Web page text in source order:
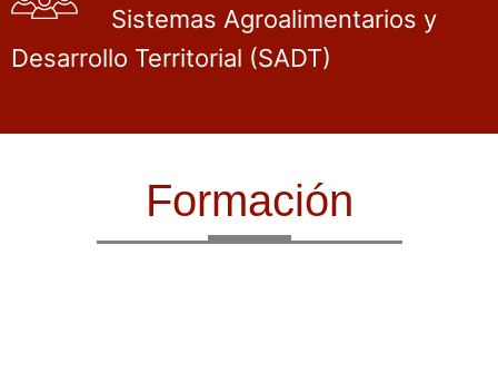
Sistemas Agroalimentarios y
Desarrollo Territorial (SADT)
Formación